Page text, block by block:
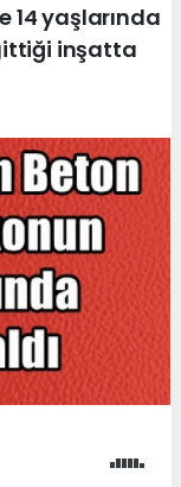
14 yaşlarında
inşatta